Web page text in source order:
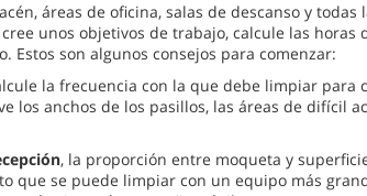
áreas de oficina, salas de descanso y todas
unos objetivos de trabajo, calcule las horas
Estos son algunos consejos para comenzar:
la frecuencia con la que debe limpiar para
los anchos de los pasillos, las áreas de difícil
, la proporción entre moqueta y
que se puede limpiar con un equipo más